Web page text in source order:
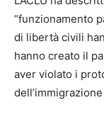
“funzionamento
di libertà civili
hanno creato il
aver violato i